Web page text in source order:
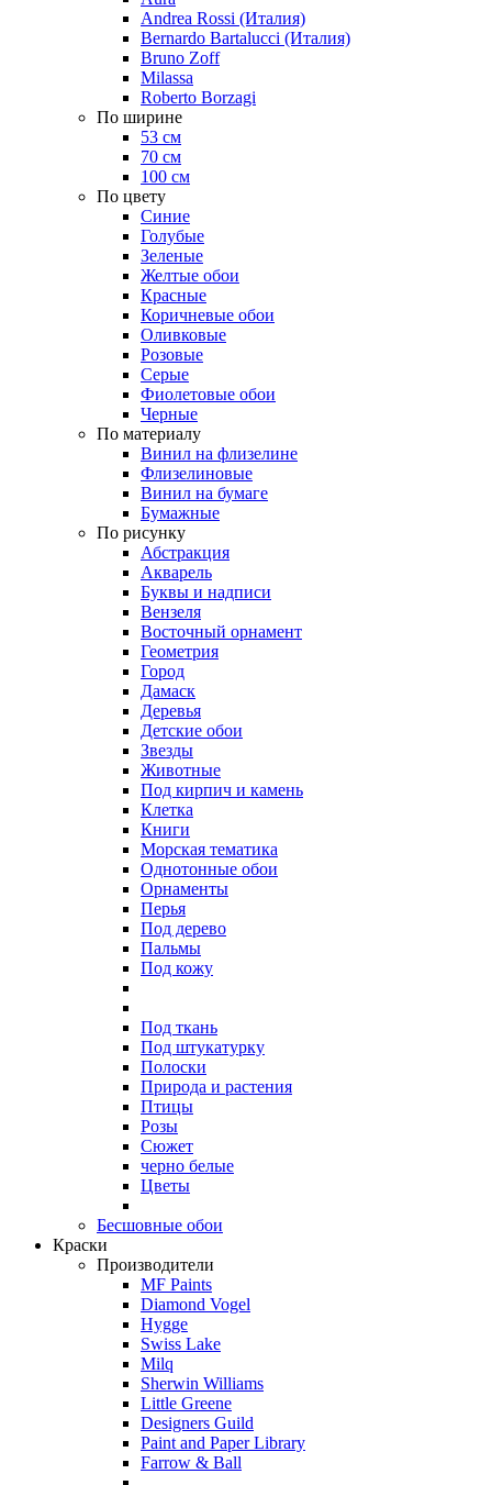
Andrea Rossi (Италия)
Bernardo Bartalucci (Италия)
Bruno Zoff
Milassa
Roberto Borzagi
По ширине
53 см
70 см
100 см
По цвету
Синие
Голубые
Зеленые
Желтые обои
Красные
Коричневые обои
Оливковые
Розовые
Серые
Фиолетовые обои
Черные
По материалу
Винил на флизелине
Флизелиновые
Винил на бумаге
Бумажные
По рисунку
Абстракция
Акварель
Буквы и надписи
Вензеля
Восточный орнамент
Геометрия
Город
Дамаск
Деревья
Детские обои
Звезды
Животные
Под кирпич и камень
Клетка
Книги
Морская тематика
Однотонные обои
Орнаменты
Перья
Под дерево
Пальмы
Под кожу
Под ткань
Под штукатурку
Полоски
Природа и растения
Птицы
Розы
Сюжет
черно белые
Цветы
Бесшовные обои
Краски
Производители
MF Paints
Diamond Vogel
Hygge
Swiss Lake
Milq
Sherwin Williams
Little Greene
Designers Guild
Paint and Paper Library
Farrow & Ball